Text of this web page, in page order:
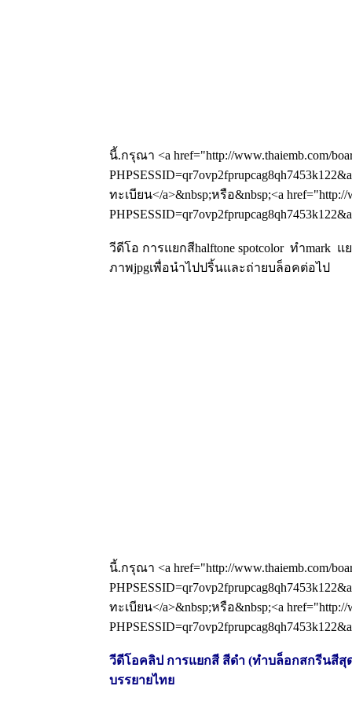
นี้.กรุณา <a href="http://www.thaiemb.com/
ทะเบียน</a>&nbsp;หรือ&nbsp;<a href="http://
วีดีโอ การแยกสีhalftone spotcolor ทำmark
ภาพjpgเพื่อนำไปปริ้นและถ่ายบล็อคต่อไป
นี้.กรุณา <a href="http://www.thaiemb.com/
ทะเบียน</a>&nbsp;หรือ&nbsp;<a href="http://
วีดีโอคลิป การแยกสี สีดำ (ทำบล็อกสกรีนสีสุ
บรรยายไทย